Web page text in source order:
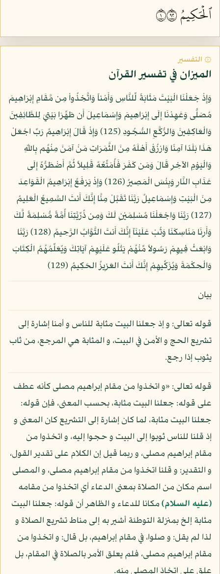
ٱلۡحَكِيمُ ١٢٩
۞ التفسير
الميزان في تفسير القرآن
وَإِذْ جَعَلْنَا الْبَيْتَ مَثَابَةً لِّلنَّاسِ وَأَمْناً وَاتَّخِذُواْ مِن مَّقَامِ إِبْرَاهِيمَ
مُصَلًّى وَعَهِدْنَا إِلَى إِبْرَاهِيمَ وَإِسْمَاعِيلَ أَن طَهِّرَا بَيْتِيَ لِلطَّائِفِينَ
وَالْعَاكِفِينَ وَالرُّكَّعِ السُّجُودِ (125) وَإِذْ قَالَ إِبْرَاهِيمُ رَبِّ اجْعَلْ
هَذَا بَلَدًا آمِنًا وَارْزُقْ أَهْلَهُ مِنَ الثَّمَرَاتِ مَنْ آمَنَ مِنْهُم بِاللّهِ
وَالْيَوْمِ الآخِرِ قَالَ وَمَن كَفَرَ فَأُمَتِّعُهُ قَلِيلاً ثُمَّ أَضْطَرُّهُ إِلَى
عَذَابِ النَّارِ وَبِئْسَ الْمَصِيرُ (126) وَإِذْ يَرْفَعُ إِبْرَاهِيمُ الْقَوَاعِدَ
مِنَ الْبَيْتِ وَإِسْمَاعِيلُ رَبَّنَا تَقَبَّلْ مِنَّا إِنَّكَ أَنتَ السَّمِيعُ الْعَلِيمُ
(127) رَبَّنَا وَاجْعَلْنَا مُسْلِمَيْنِ لَكَ وَمِن ذُرِّيَّتِنَا أُمَّةً مُّسْلِمَةً لَّكَ
وَأَرِنَا مَنَاسِكَنَا وَتُبْ عَلَيْنَآ إِنَّكَ أَنتَ التَّوَّابُ الرَّحِيمُ (128) رَبَّنَا
وَابْعَثْ فِيهِمْ رَسُولاً مِّنْهُمْ يَتْلُو عَلَيْهِمْ آيَاتِكَ وَيُعَلِّمُهُمُ الْكِتَابَ
وَالْحِكْمَةَ وَيُزَكِّيهِمْ إِنَّكَ أَنتَ العَزِيزُ الحَكِيمُ (129)
بيان
قوله تعالى: و إذ جعلنا البيت مثابة للناس و أمنا إشارة إلى
تشريع الحج و الأمن في البيت، و المثابة هي المرجع، من ثاب
يثوب إذا رجع.
قوله تعالى: «و اتخذوا من مقام إبراهيم مصلى كأنه عطف
على قوله: جعلنا البيت مثابة، بحسب المعنى، فإن قوله:
جعلنا البيت مثابة، لما كان إشارة إلى التشريع كان المعنى و
إذ قلنا للناس ثوبوا إلى البيت و حجوا إليه، و اتخذوا من
مقام إبراهيم مصلى، و ربما قيل إن الكلام على تقدير القول،
و التقدير: و قلنا اتخذوا من مقام إبراهيم مصلى، و المصلى
اسم مكان من الصلاة بمعنى الدعاء أي اتخذوا من مقامه
(عليه السلام)مكانا للدعاء و الظاهر أن قوله: جعلنا البيت
مثابة إلخ بمنزلة التوطئة أشير به إلى مناط تشريع الصلاة و
لذا لم يقل: و صلوا، في مقام إبراهيم، بل قال: و اتخذوا من
مقام إبراهيم مصلى، فلم يعلق الأمر بالصلاة في المقام، بل
علق على اتخاذ المصلى منه.